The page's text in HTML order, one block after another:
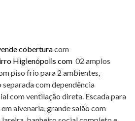
coberturacom
Higienópolis com 02 amplos
piso frio para 2 ambientes,
separada com dependência
com ventilação direta. Escada para
alvenaria, grande salão com